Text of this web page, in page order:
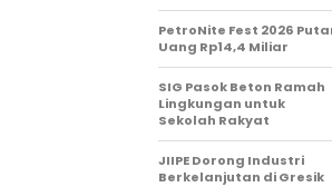
PetroNite Fest 2026
Uang Rp14,4 Miliar
SIG Pasok Beton Ramah
Lingkungan untuk
Sekolah Rakyat
JIIPE Dorong Industri
Berkelanjutan di Gresik